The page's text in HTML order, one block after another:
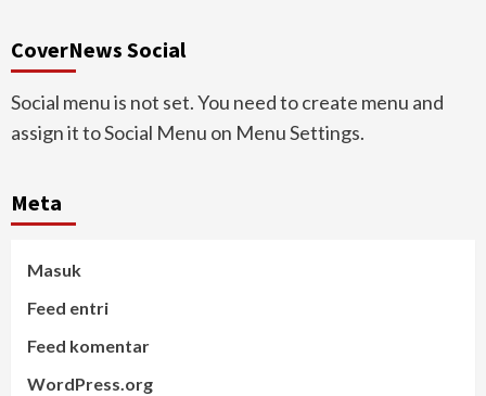
CoverNews Social
Social menu is not set. You need to create menu and
assign it to Social Menu on Menu Settings.
Meta
Masuk
Feed entri
Feed komentar
WordPress.org